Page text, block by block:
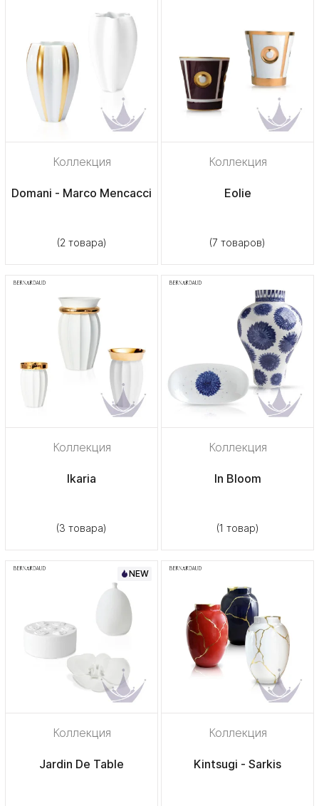
Коллекция
Domani - Marco Mencacci
(2 товара)
Коллекция
Eolie
(7 товаров)
Коллекция
Ikaria
(3 товара)
Коллекция
In Bloom
(1 товар)
NEW
Коллекция
Jardin De Table
Коллекция
Kintsugi - Sarkis